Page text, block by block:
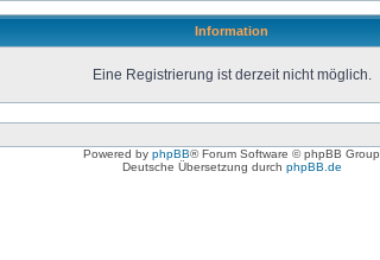
Information
Eine Registrierung ist derzeit nicht möglich.
Powered by phpBB® Forum Software © phpBB Group
Deutsche Übersetzung durch phpBB.de